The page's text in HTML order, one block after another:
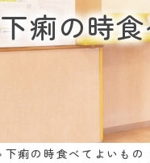
下痢の時
下痢の時食べてよいもの